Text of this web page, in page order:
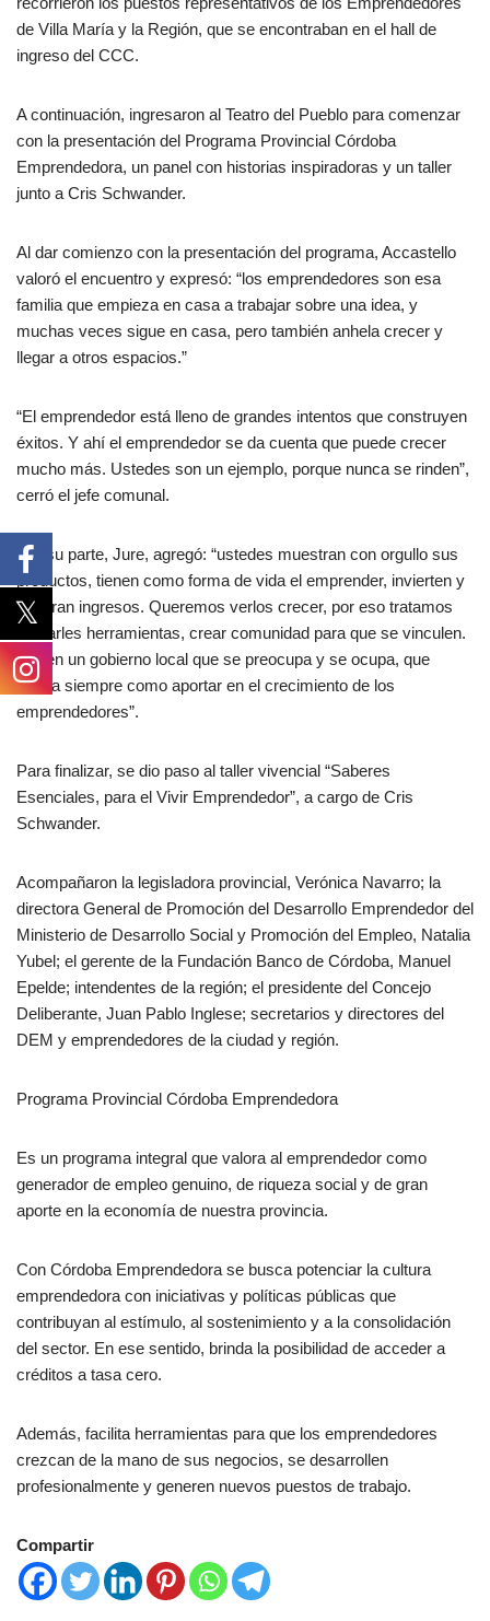
de Villa María y la Región, que se encontraban en el hall de
ingreso del CCC.
A continuación, ingresaron al Teatro del Pueblo para comenzar
con la presentación del Programa Provincial Córdoba
Emprendedora, un panel con historias inspiradoras y un taller
junto a Cris Schwander.
Al dar comienzo con la presentación del programa, Accastello
valoró el encuentro y expresó: “los emprendedores son esa
familia que empieza en casa a trabajar sobre una idea, y
muchas veces sigue en casa, pero también anhela crecer y
llegar a otros espacios.”
“El emprendedor está lleno de grandes intentos que construyen
éxitos. Y ahí el emprendedor se da cuenta que puede crecer
mucho más. Ustedes son un ejemplo, porque nunca se rinden”,
cerró el jefe comunal.
Por su parte, Jure, agregó: “ustedes muestran con orgullo sus
productos, tienen como forma de vida el emprender, invierten y
generan ingresos. Queremos verlos crecer, por eso tratamos
de darles herramientas, crear comunidad para que se vinculen.
Tienen un gobierno local que se preocupa y se ocupa, que
busca siempre como aportar en el crecimiento de los
emprendedores”.
Para finalizar, se dio paso al taller vivencial “Saberes
Esenciales, para el Vivir Emprendedor”, a cargo de Cris
Schwander.
Acompañaron la legisladora provincial, Verónica Navarro; la
directora General de Promoción del Desarrollo Emprendedor del
Ministerio de Desarrollo Social y Promoción del Empleo, Natalia
Yubel; el gerente de la Fundación Banco de Córdoba, Manuel
Epelde; intendentes de la región; el presidente del Concejo
Deliberante, Juan Pablo Inglese; secretarios y directores del
DEM y emprendedores de la ciudad y región.
Programa Provincial Córdoba Emprendedora
Es un programa integral que valora al emprendedor como
generador de empleo genuino, de riqueza social y de gran
aporte en la economía de nuestra provincia.
Con Córdoba Emprendedora se busca potenciar la cultura
emprendedora con iniciativas y políticas públicas que
contribuyan al estímulo, al sostenimiento y a la consolidación
del sector. En ese sentido, brinda la posibilidad de acceder a
créditos a tasa cero.
Además, facilita herramientas para que los emprendedores
crezcan de la mano de sus negocios, se desarrollen
profesionalmente y generen nuevos puestos de trabajo.
Compartir